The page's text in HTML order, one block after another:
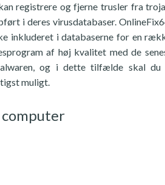
registrere og fjerne trusler fra
i deres virusdatabaser.
inkluderet i databaserne for en
af høj kvalitet med de
og i dette tilfælde skal du
muligt.